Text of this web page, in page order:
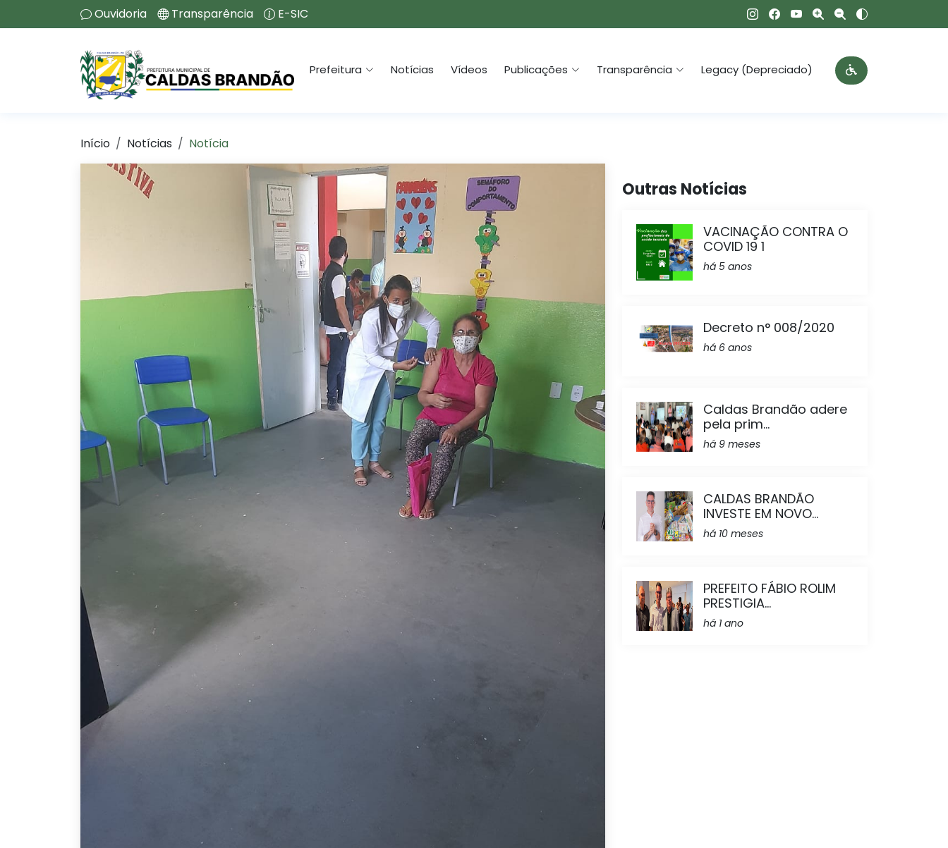
Ouvidoria Transparência E-SIC
Prefeitura Notícias Vídeos Publicações Transparência Legacy (Depreciado)
Início Notícias Notícia
Outras Notícias
VACINAÇÃO CONTRA O
COVID 19 1
há 5 anos
Decreto n° 008/2020
há 6 anos
Caldas Brandão adere
pela prim...
há 9 meses
CALDAS BRANDÃO
INVESTE EM NOVO...
há 10 meses
PREFEITO FÁBIO ROLIM
PRESTIGIA...
há 1 ano